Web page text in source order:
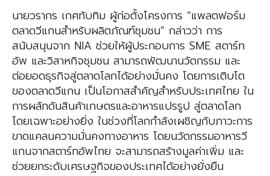
นายวรากร เกศทับทิม ผู้ก่อตั้งโครงการ “แพลตฟอร์ม
ตลาดวีแกนสำหรับผลิตภัณฑ์ชุมชน” กล่าวว่า การ
สนับสนุนจาก NIA ช่วยให้ผู้ประกอบการ SME สตาร์ท
อัพ และวิสาหกิจชุมชน สามารถพัฒนานวัตกรรม และ
ต่อยอดธุรกิจสู่ตลาดโลกได้อย่างมั่นคง โดยการเติบโต
ของตลาดวีแกน เป็นโอกาสสำคัญสำหรับประเทศไทย ใน
การผลักดันสินค้าเกษตรและอาหารแปรรูป สู่ตลาดโลก
โดยเฉพาะอย่างยิ่ง ในช่วงที่โลกกำลังเผชิญกับภาวะการ
ขาดแคลนความมั่นคงทางอาหาร โดยนวัตกรรมอาหารวี
แกนจากสตาร์ทอัพไทย จะสามารถสร้างมูลค่าเพิ่ม และ
ช่วยยกระดับเศรษฐกิจของประเทศได้อย่างยั่งยืน